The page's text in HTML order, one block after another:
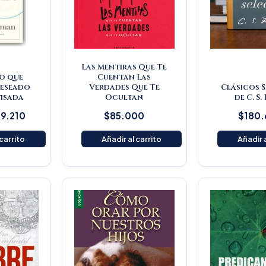
que
Las Mentiras Que Te
Cuentan Las
Verdades Que Te
Ocultan
$85.000
Añadir al carrito
Clásicos
de C. S.
$
Añadir